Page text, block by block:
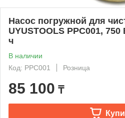
Насос погружной для
UYUSTOOLS PPC001,
ч
В наличии
Код: PPC001
Розница
85 100 ₸